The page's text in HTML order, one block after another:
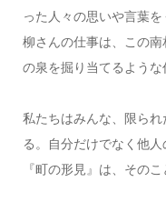
った人々の思いや言葉
柳さんの仕事は、この
の泉を掘り当てるような
私たちはみんな、限ら
る。自分だけでなく他人
『町の形見』は、その